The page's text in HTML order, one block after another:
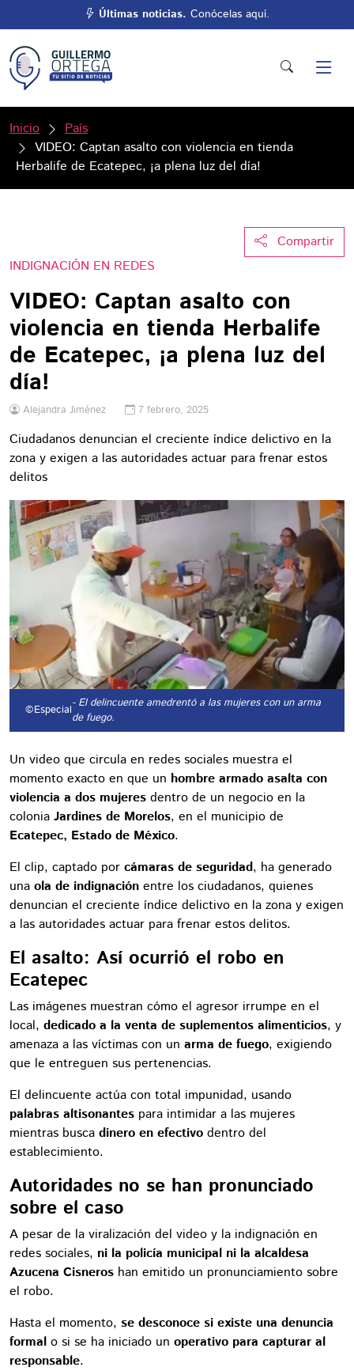
Últimas noticias. Conócelas aquí.
Inicio
País
VIDEO: Captan asalto con violencia en tienda
Herbalife de Ecatepec, ¡a plena luz del día!
Compartir
INDIGNACIÓN EN REDES
VIDEO: Captan asalto con
violencia en tienda Herbalife
de Ecatepec, ¡a plena luz del
día!
Alejandra Jiménez 7 febrero, 2025
Ciudadanos denuncian el creciente índice delictivo en la
zona y exigen a las autoridades actuar para frenar estos
delitos
©Especial- El delincuente amedrentó a las mujeres con un arma
de fuego.
Un video que circula en redes sociales muestra el
momento exacto en que un hombre armado asalta con
violencia a dos mujeres dentro de un negocio en la
colonia Jardines de Morelos, en el municipio de
Ecatepec, Estado de México.
El clip, captado por cámaras de seguridad, ha generado
una ola de indignación entre los ciudadanos, quienes
denuncian el creciente índice delictivo en la zona y exigen
a las autoridades actuar para frenar estos delitos.
El asalto: Así ocurrió el robo en
Ecatepec
Las imágenes muestran cómo el agresor irrumpe en el
local, dedicado a la venta de suplementos alimenticios, y
amenaza a las víctimas con un arma de fuego, exigiendo
que le entreguen sus pertenencias.
El delincuente actúa con total impunidad, usando
palabras altisonantes para intimidar a las mujeres
mientras busca dinero en efectivo dentro del
establecimiento.
Autoridades no se han pronunciado
sobre el caso
A pesar de la viralización del video y la indignación en
redes sociales, ni la policía municipal ni la alcaldesa
Azucena Cisneros han emitido un pronunciamiento sobre
el robo.
Hasta el momento, se desconoce si existe una denuncia
formal o si se ha iniciado un operativo para capturar al
responsable.